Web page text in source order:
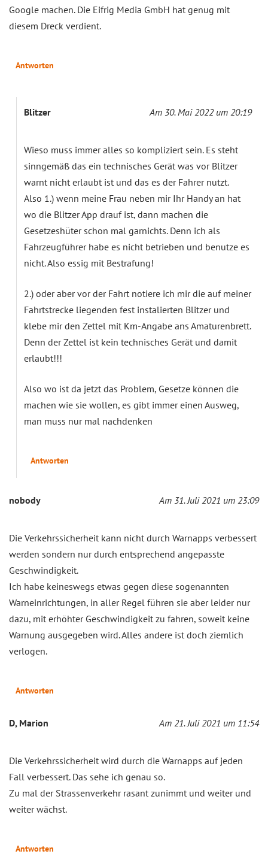
Google machen. Die Eifrig Media GmbH hat genug mit
diesem Dreck verdient.
Antworten
Blitzer Am 30. Mai 2022 um 20:19
Wieso muss immer alles so kompliziert sein. Es steht
sinngemäß das ein technisches Gerät was vor Blitzer
warnt nicht erlaubt ist und das es der Fahrer nutzt.
Also 1.) wenn meine Frau neben mir Ihr Handy an hat
wo die Blitzer App drauf ist, dann machen die
Gesetzeshüter schon mal garnichts. Denn ich als
Fahrzeugführer habe es nicht betrieben und benutze es
nicht. Also essig mit Bestrafung!
2.) oder aber vor der Fahrt notiere ich mir die auf meiner
Fahrtstrecke liegenden fest instalierten Blitzer und
klebe mir den Zettel mit Km-Angabe ans Amaturenbrett.
Denn der Zettel ist kein technisches Gerät und damit
erlaubt!!!
Also wo ist da jetzt das Problem, Gesetze können die
machen wie sie wollen, es gibt immer einen Ausweg,
man muss nur mal nachdenken
Antworten
nobody Am 31. Juli 2021 um 23:09
Die Verkehrssicherheit kann nicht durch Warnapps verbessert
werden sondern nur durch entsprechend angepasste
Geschwindigkeit.
Ich habe keineswegs etwas gegen diese sogenannten
Warneinrichtungen, in aller Regel führen sie aber leider nur
dazu, mit erhöhter Geschwindigkeit zu fahren, soweit keine
Warnung ausgegeben wird. Alles andere ist doch ziemlich
verlogen.
Antworten
D, Marion Am 21. Juli 2021 um 11:54
Die Verkehrssicherheit wird durch die Warnapps auf jeden
Fall verbessert. Das sehe ich genau so.
Zu mal der Strassenverkehr rasant zunimmt und weiter und
weiter wächst.
Antworten